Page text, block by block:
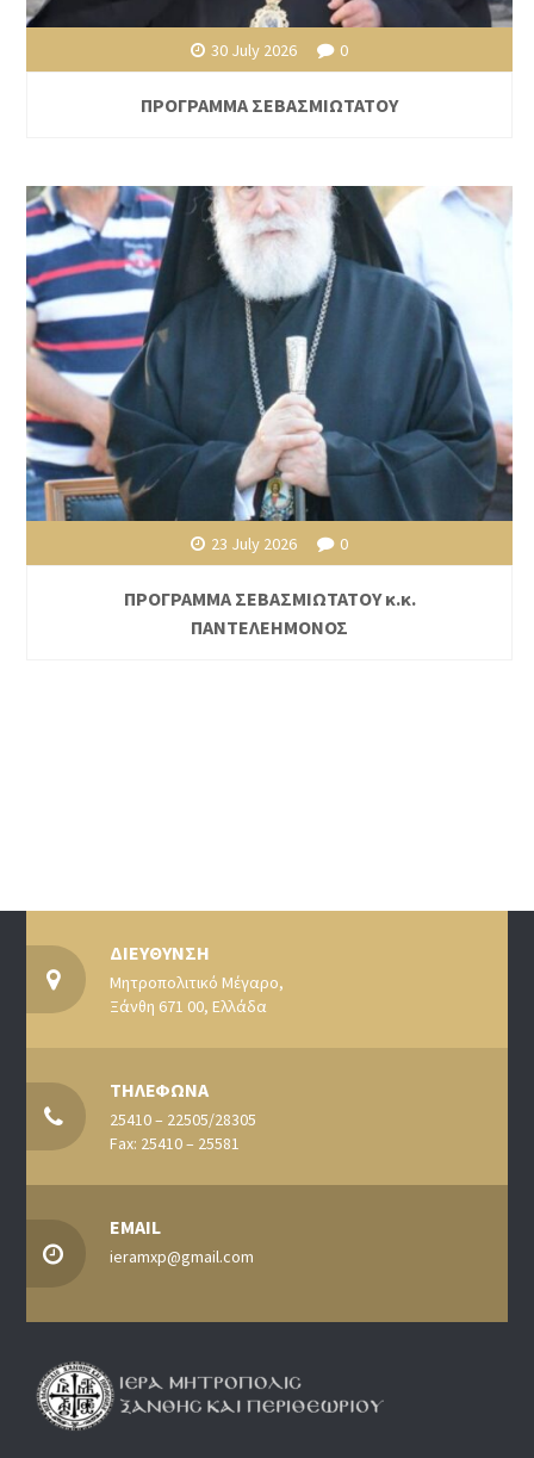
30 July 2026 0
ΠΡΟΓΡΑΜΜΑ ΣΕΒΑΣΜΙΩΤΑΤΟΥ
23 July 2026 0
ΠΡΟΓΡΑΜΜΑ ΣΕΒΑΣΜΙΩΤΑΤΟΥ κ.κ.
ΠΑΝΤΕΛΕΗΜΟΝΟΣ
ΔΙΕΥΘΥΝΣΗ
Μητροπολιτικό Μέγαρο,
Ξάνθη 671 00, Ελλάδα
ΤΗΛΕΦΩΝΑ
25410 – 22505/28305
Fax: 25410 – 25581
EMAIL
ieramxp@gmail.com